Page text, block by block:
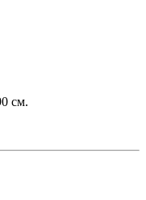
cм.